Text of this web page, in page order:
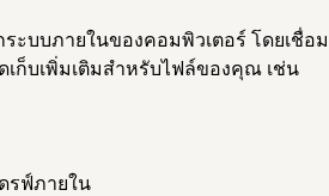
ะบบภายในของคอมพิวเตอร์ โดยเชื่อม
ก็บเพิ่มเติมสำหรับไฟล์ของคุณ เช่น
รฟ์ภายใน